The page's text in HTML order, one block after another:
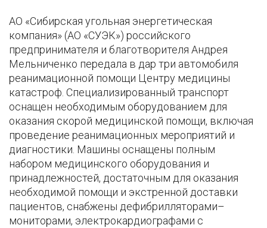
АО «Сибирская угольная энергетическая
компания» (АО «СУЭК») российского
предпринимателя и благотворителя Андрея
Мельниченко передала в дар три автомобиля
реанимационной помощи Центру медицины
катастроф. Специализированный транспорт
оснащен необходимым оборудованием для
оказания скорой медицинской помощи, включая
проведение реанимационных мероприятий и
диагностики. Машины оснащены полным
набором медицинского оборудования и
принадлежностей, достаточным для оказания
необходимой помощи и экстренной доставки
пациентов, снабжены дефибрилляторами–
мониторами, электрокардиографами с